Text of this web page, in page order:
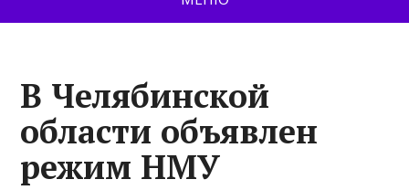
В Челябинской
области объявлен
режим НМУ